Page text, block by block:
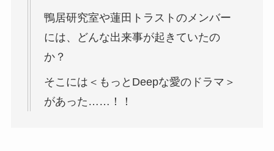
鴨居研究室や蓮田トラストのメンバー
には、どんな出来事が起きていたの
か？
そこには＜もっとDeepな愛のドラマ＞
があった……！！